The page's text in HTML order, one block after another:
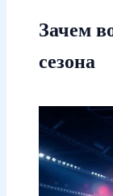
Зачем
сезона